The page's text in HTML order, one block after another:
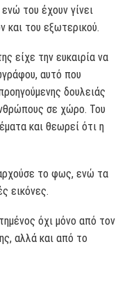
του έχουν γίνει
και του εξωτερικού.
είχε την ευκαιρία να
αυτό που
δουλειάς
σε χώρο. Του
και θεωρεί ότι η
το φως, ενώ τα
εικόνες.
όχι μόνο από τον
αλλά και από το